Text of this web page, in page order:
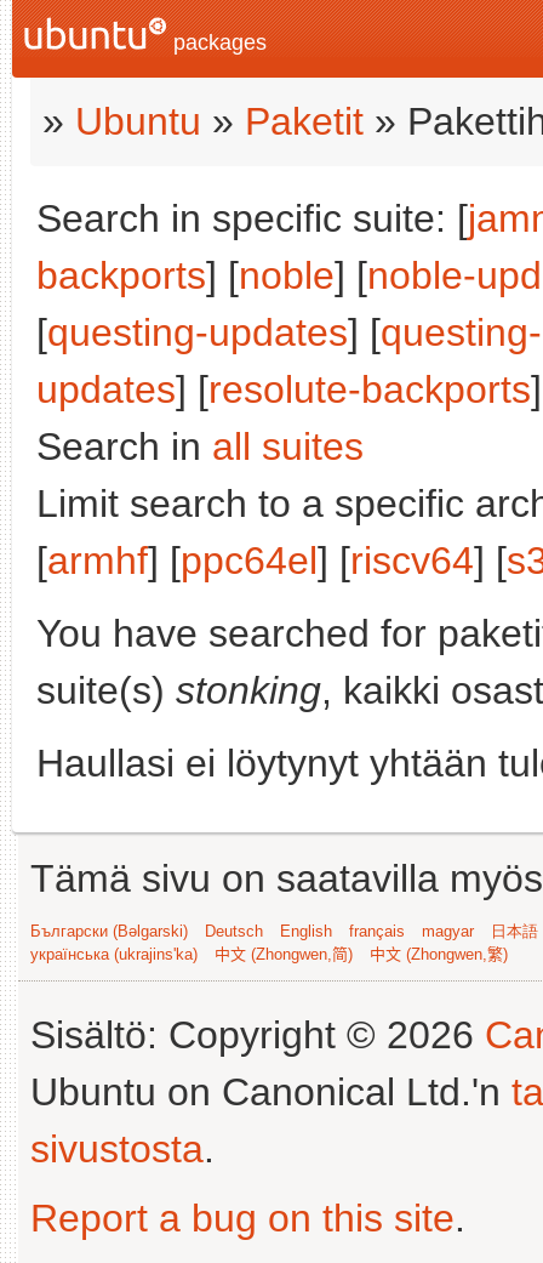
packages
» Ubuntu » Paketit »
Search in specific suite: [
backports] [noble] [noble-
[questing-updates] [
updates] [resolute-backports
Search in all suites
Limit search to a specific
[armhf] [ppc64el] [riscv64] [
You have searched for
suite(s) stonking, kaikki
Haullasi ei löytynyt yhtään
Tämä sivu on saatavilla
Български (Bəlgarski) Deutsch English français magyar
日本
українська (ukrajins'ka)
中文 (Zhongwen,简) 中文 (Zhongwen,繁)
Sisältö: Copyright © 2026
Ubuntu on Canonical Ltd.'n
sivustosta.
Report a bug on this site.